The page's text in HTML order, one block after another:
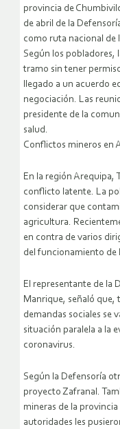
provincia de
de abril de la
como ruta nacional de
Según los pobladores,
tramo sin tener
llegado a un acuerdo
negociación. Las
presidente de la
salud.
Conflictos mineros en
En la región Arequipa,
conflicto latente. La
considerar que
agricultura.
en contra de varios
del funcionamiento de
El representante de la
Manrique, señaló que,
demandas sociales se
situación paralela a la
coronavirus.
Según la Defensoría
proyecto Zafranal.
mineras de la
autoridades les